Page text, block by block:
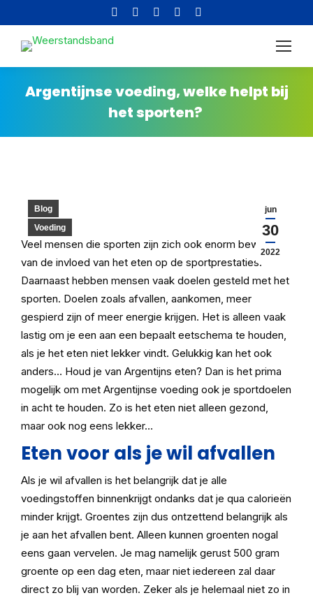
Facebook
page
in
Instagram
page
in
new
window
YouTube
page
in
window
page
in
page
in
new
Argentijnse voeding, welke helpt bij
het sporten?
jun
30
2022
Blog
Voeding
Veel mensen die sporten zijn zich ook enorm bewust
van de invloed van het eten op de sportprestaties.
Daarnaast hebben mensen vaak doelen gesteld met het
sporten. Doelen zoals afvallen, aankomen, meer
gespierd zijn of meer energie krijgen. Het is alleen vaak
lastig om je een aan een bepaalt eetschema te houden,
als je het eten niet lekker vindt. Gelukkig kan het ook
anders… Houd je van Argentijns eten? Dan is het prima
mogelijk om met Argentijnse voeding ook je sportdoelen
in acht te houden. Zo is het eten niet alleen gezond,
maar ook nog eens lekker…
Eten voor als je wil afvallen
Als je wil afvallen is het belangrijk dat je alle
voedingstoffen binnenkrijgt ondanks dat je qua calorieën
minder krijgt. Groentes zijn dus ontzettend belangrijk als
je aan het afvallen bent. Alleen kunnen groenten nogal
eens gaan vervelen. Je mag namelijk gerust 500 gram
groente op een dag eten, maar niet iedereen zal daar
direct zo blij van worden. Zeker als je helemaal niet zo in